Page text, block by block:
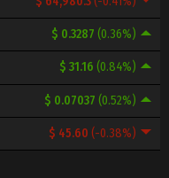
$ 0.3287 (0.36%)
$ 31.16 (0.84%)
$ 0.07037 (0.52%)
$ 45.60 (-0.38%)